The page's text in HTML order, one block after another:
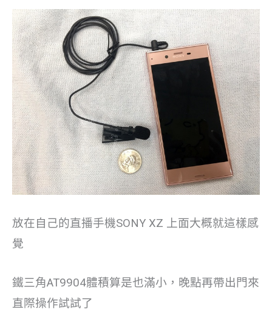
放在自己的直播手機SONY XZ 上面大概就這樣感
覺
鐵三角AT9904體積算是也滿小，晚點再帶出門來
直際操作試試了